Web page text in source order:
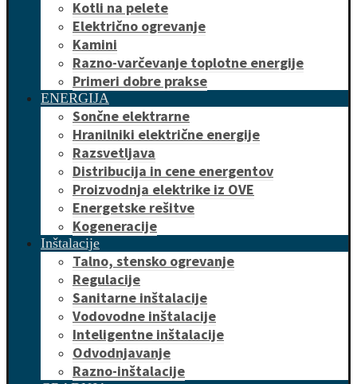
Kotli na pelete
Električno ogrevanje
Kamini
Razno-varčevanje toplotne energije
Primeri dobre prakse
ENERGIJA
Sončne elektrarne
Hranilniki električne energije
Razsvetljava
Distribucija in cene energentov
Proizvodnja elektrike iz OVE
Energetske rešitve
Kogeneracije
Inštalacije
Talno, stensko ogrevanje
Regulacije
Sanitarne inštalacije
Vodovodne inštalacije
Inteligentne inštalacije
Odvodnjavanje
Razno-inštalacije